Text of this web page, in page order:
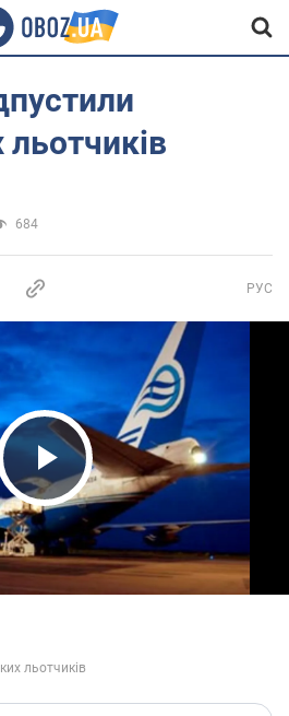
льотчиків
684
РУС
Play Video